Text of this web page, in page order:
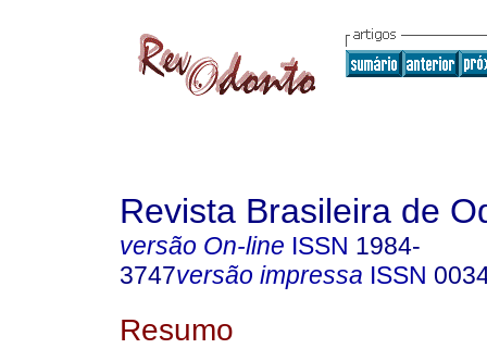
Revista Brasileira de
versão On-line ISSN 1984-
3747versão impressa ISSN
Resumo